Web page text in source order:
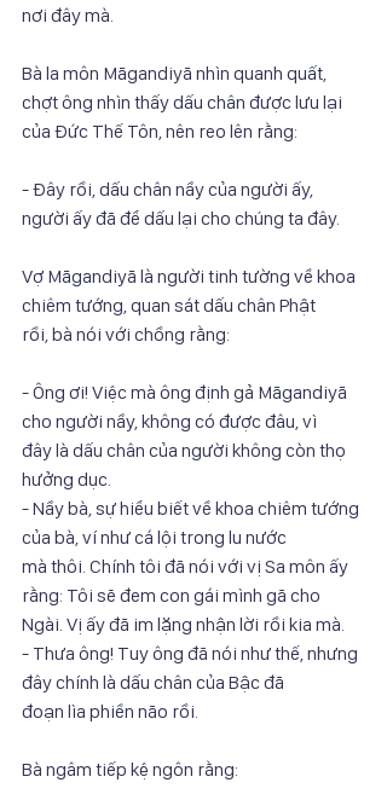
nơi đây mà.
Bà la môn Māgandiyā nhìn quanh quất,
chợt ông nhìn thấy dấu chân được lưu lại
của Đức Thế Tôn, nên reo lên rằng:
- Đây rồi, dấu chân nầy của người ấy,
người ấy đã để dấu lại cho chúng ta đây.
Vợ Māgandiyā là người tinh tường về khoa
chiêm tướng, quan sát dấu chân Phật
rồi, bà nói với chồng rằng:
- Ông ơi! Việc mà ông định gả Māgandiyā
cho người nầy, không có được đâu, vì
đây là dấu chân của người không còn thọ
hưởng dục.
- Nầy bà, sự hiểu biết về khoa chiêm tướng
của bà, ví như cá lội trong lu nước
mà thôi. Chính tôi đã nói với vị Sa môn ấy
rằng: Tôi sẽ đem con gái mình gã cho
Ngài. Vị ấy đã im lặng nhận lời rồi kia mà.
- Thưa ông! Tuy ông đã nói như thế, nhưng
đây chính là dấu chân của Bậc đã
đoạn lìa phiền não rồi.
Bà ngâm tiếp kệ ngôn rằng: